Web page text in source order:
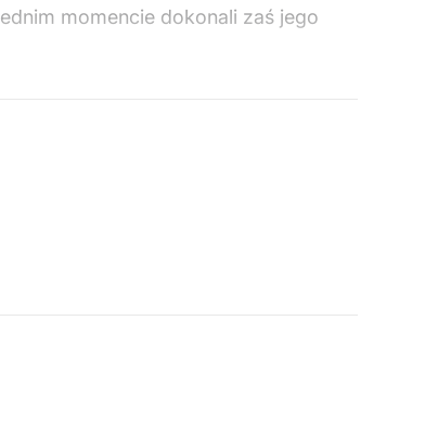
momencie dokonali zaś jego